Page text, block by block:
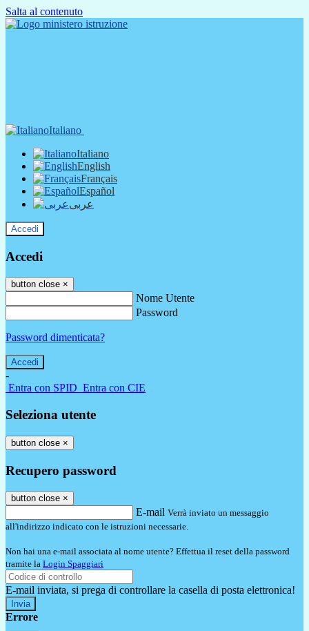
Salta al contenuto
Italiano
Italiano
English
Français
Español
عربى
Accedi
Accedi
button close ×
Nome Utente
Password
Password dimenticata?
-
Entra con SPID Entra con CIE
Seleziona utente
button close ×
Recupero password
button close ×
E-mail Verrà inviato un messaggio
all'indirizzo indicato con le istruzioni necessarie.
Non hai una e-mail associata al nome utente? Effettua il reset della password
tramite la Login Spaggiari
E-mail inviata, si prega di controllare la casella di posta elettronica!
Errore